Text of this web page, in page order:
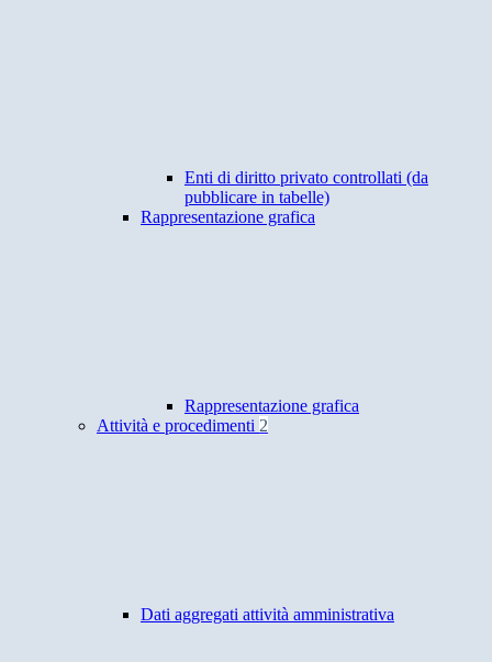
Enti di diritto privato controllati (da
pubblicare in tabelle)
Rappresentazione grafica
Rappresentazione grafica
Attività e procedimenti 2
Dati aggregati attività amministrativa